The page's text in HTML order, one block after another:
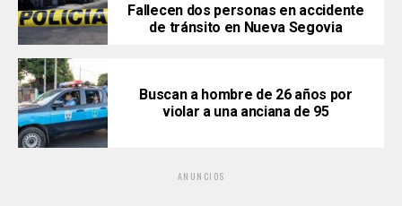
Fallecen dos personas en accidente
de tránsito en Nueva Segovia
Buscan a hombre de 26 años por
violar a una anciana de 95
ANUNCIOS